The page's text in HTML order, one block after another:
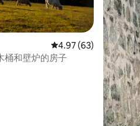
72 条评价 平均评分 4.97 分（满
4.97 (63)
带木桶和壁炉的房子